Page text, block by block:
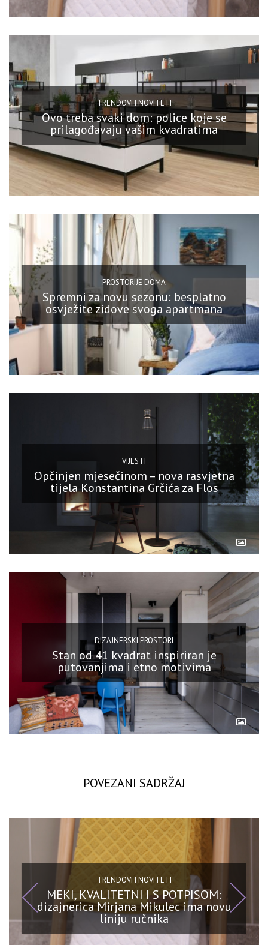
TRENDOVI I NOVITETI
Ovo treba svaki dom: police koje se
prilagođavaju vašim kvadratima
PROSTORIJE DOMA
Spremni za novu sezonu: besplatno
osvježite zidove svoga apartmana
VIJESTI
Opčinjen mjesečinom – nova rasvjetna
tijela Konstantina Grčića za Flos
DIZAJNERSKI PROSTORI
Stan od 41 kvadrat inspiriran je
putovanjima i etno motivima
POVEZANI SADRŽAJ
TRENDOVI I NOVITETI
MEKI, KVALITETNI I S POTPISOM:
dizajnerica Mirjana Mikulec ima novu
liniju ručnika